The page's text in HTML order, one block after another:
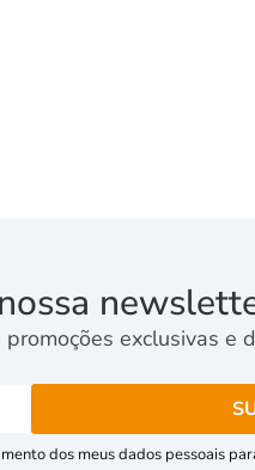
exclusivas e
dos meus dados pessoais